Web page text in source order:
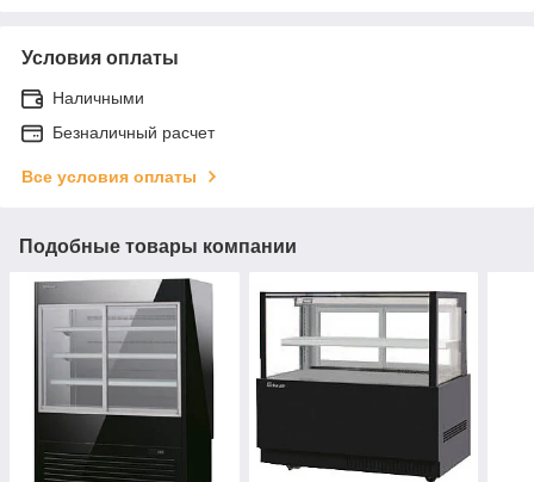
Условия оплаты
Наличными
Безналичный расчет
Все условия оплаты
Подобные товары компании